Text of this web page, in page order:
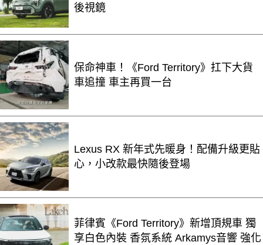
後視鏡
保命神車！《Ford Territory》扛下大貨
車追撞 車主再買一台
Lexus RX 新年式先暖身！配備升級更貼
心，小改款最快隨後登場
菲律賓《Ford Territory》新增頂規車 獨
享白色內裝 香氛系統 Arkamys音響 強化